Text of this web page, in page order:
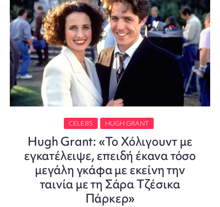
CELEBS HUGH GRANT
Hugh Grant: «Το Χόλιγουντ με
εγκατέλειψε, επειδή έκανα τόσο
μεγάλη γκάφα με εκείνη την
ταινία με τη Σάρα Τζέσικα
Πάρκερ»